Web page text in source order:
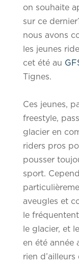
on souhaite
sur ce
nous avons
les jeunes
cet été au
Tignes.
Ces jeunes,
freestyle,
glacier en
riders pros
pousser
sport.
aveugles et
le
le glacier, et
en été année
rien